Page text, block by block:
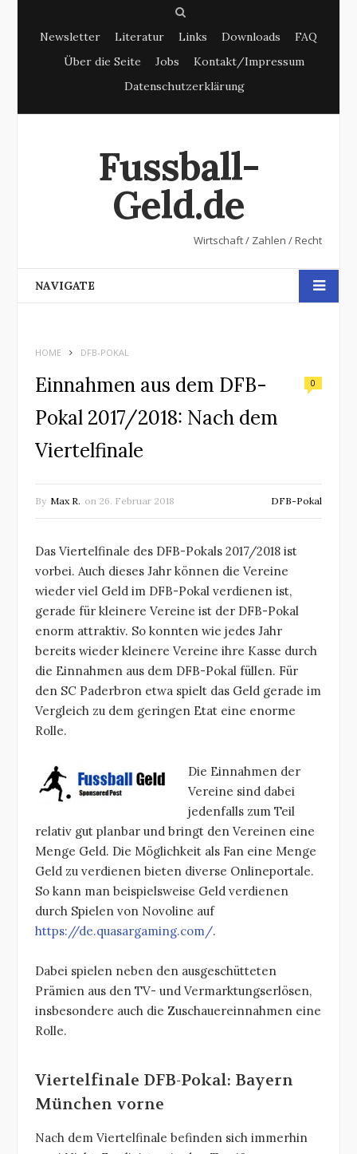
e
r
Newsletter Literatur Links Downloads
FAQ
Über die Seite
Jobs
Kontakt/Impressum
Datenschutzerklärung
Fussball-
Geld.de
Wirtschaft / Zahlen / Recht
NAVIGATE
HOME DFB-POKAL
Einnahmen aus dem DFB-
Pokal 2017/2018: Nach dem
Viertelfinale
0
By Max R. on 26. Februar 2018 DFB-Pokal
Das Viertelfinale des DFB-Pokals 2017/2018 ist
vorbei. Auch dieses Jahr können die Vereine
wieder viel Geld im DFB-Pokal verdienen ist,
gerade für kleinere Vereine ist der DFB-Pokal
enorm attraktiv. So konnten wie jedes Jahr
bereits wieder kleinere Vereine ihre Kasse durch
die Einnahmen aus dem DFB-Pokal füllen. Für
den SC Paderbron etwa spielt das Geld gerade im
Vergleich zu dem geringen Etat eine enorme
Rolle.
Die Einnahmen der
Vereine sind dabei
jedenfalls zum Teil
relativ gut planbar und bringt den Vereinen eine
Menge Geld. Die Möglichkeit als Fan eine Menge
Geld zu verdienen bieten diverse Onlineportale.
So kann man beispielsweise Geld verdienen
durch Spielen von Novoline auf
https://de.quasargaming.com/.
Dabei spielen neben den ausgeschütteten
Prämien aus den TV- und Vermarktungserlösen,
insbesondere auch die Zuschauereinnahmen eine
Rolle.
Viertelfinale DFB-Pokal: Bayern
München vorne
Nach dem Viertelfinale befinden sich immerhin